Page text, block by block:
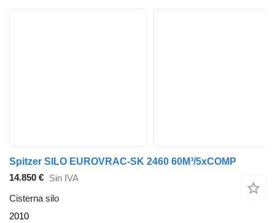
Spitzer SILO EUROVRAC-SK 2460 60M³/5xCOMP
14.850 € Sin IVA
Cisterna silo
2010